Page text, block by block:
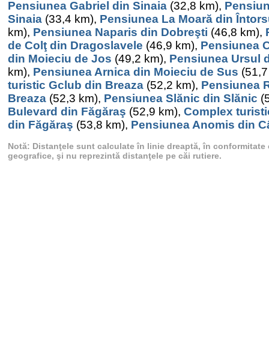
Pensiunea Gabriel din Sinaia (32,8 km),
Sinaia (33,4 km), Pensiunea La Moară din
km), Pensiunea Naparis din Dobreşti (46,8 km),
de Colţ din Dragoslavele (46,9 km), Pensiunea
din Moieciu de Jos (49,2 km), Pensiunea Ursul
km), Pensiunea Arnica din Moieciu de Sus
turistic Gclub din Breaza (52,2 km), Pensiunea
Breaza (52,3 km), Pensiunea Slănic din Slănic
Bulevard din Făgăraş (52,9 km), Complex
din Făgăraş (53,8 km), Pensiunea Anomis din
Notă: Distanţele sunt calculate în linie dreaptă, în conformitate
geografice, şi nu reprezintă distanţele pe căi rutiere.